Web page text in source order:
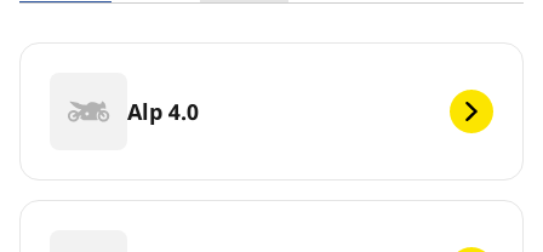
Alp 4.0